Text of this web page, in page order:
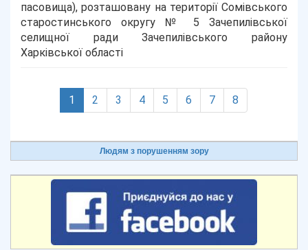
пасовища), розташовану на території Сомівського
старостинського округу № 5 Зачепилівської
селищної ради Зачепилівського району
Харківської області
1 (current)
2 3 4 5 6 7 8
Людям з порушенням зору